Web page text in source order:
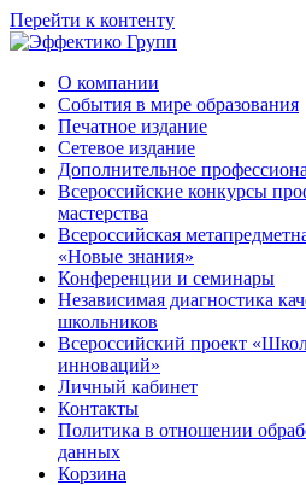
Перейти к контенту
О компании
События в мире образования
Печатное издание
Сетевое издание
Дополнительное
Всероссийские конкурсы
мастерства
Всероссийская
«Новые знания»
Конференции и семинары
Независимая диагностика
школьников
Всероссийский проект
инноваций»
Личный кабинет
Контакты
Политика в отношении
данных
Корзина